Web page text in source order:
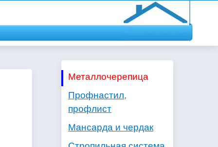
Металлочерепица
Профнастил,
профлист
Мансарда и чердак